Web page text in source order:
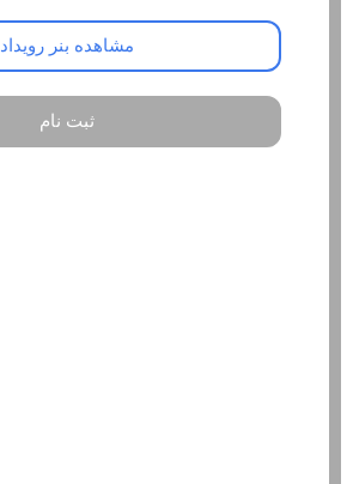
مشاهده بنر رویداد
ثبت نام